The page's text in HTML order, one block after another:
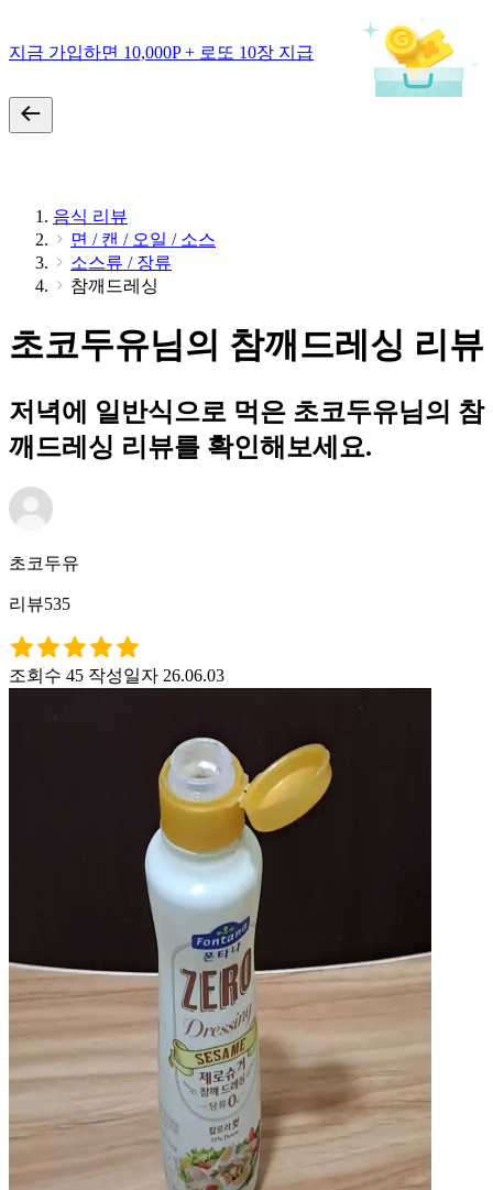
지금 가입하면 10,000P + 로또 10장 지급
음식 리뷰
면 / 캔 / 오일 / 소스
소스류 / 장류
참깨드레싱
초코두유님의 참깨드레싱 리뷰
저녁에 일반식으로 먹은 초코두유님의 참
깨드레싱 리뷰를 확인해보세요.
초코두유
리뷰535
조회수 45 작성일자 26.06.03